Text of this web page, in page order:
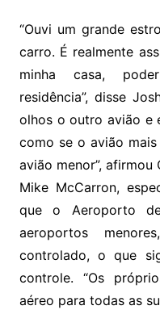
“Ouvi um grande
carro. É realmente
minha casa,
residência”, disse
olhos o outro avião e
como se o avião
avião menor”, afirmou
Mike McCarron,
que o Aeroporto
aeroportos
controlado, o que
controle. “Os
aéreo para todas as